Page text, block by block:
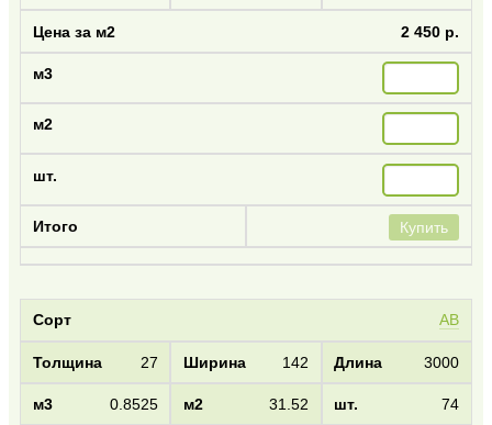
2 450 р.
Купить
AB
27 142 3000
0.8525 31.52 74